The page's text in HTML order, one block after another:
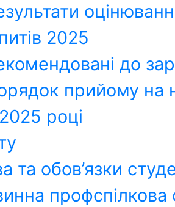
2025
до
прийому на
році
та обов’язки
профспілкова